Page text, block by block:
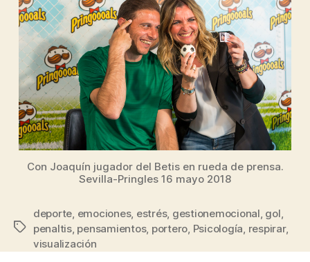
Con Joaquín jugador del Betis en rueda de prensa.
Sevilla-Pringles 16 mayo 2018
deporte, emociones, estrés, gestionemocional, gol,
penaltis, pensamientos, portero, Psicología, respirar,
visualización